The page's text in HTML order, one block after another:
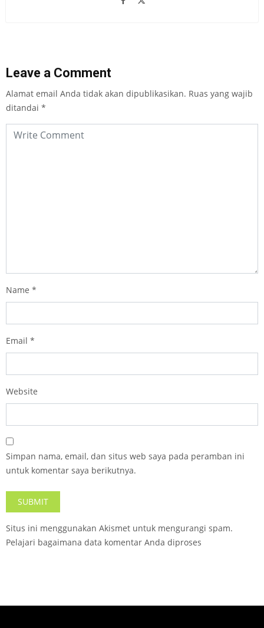
Leave a Comment
Alamat email Anda tidak akan dipublikasikan. Ruas yang wajib
ditandai *
Name *
Email *
Website
Simpan nama, email, dan situs web saya pada peramban ini
untuk komentar saya berikutnya.
Situs ini menggunakan Akismet untuk mengurangi spam.
Pelajari bagaimana data komentar Anda diproses